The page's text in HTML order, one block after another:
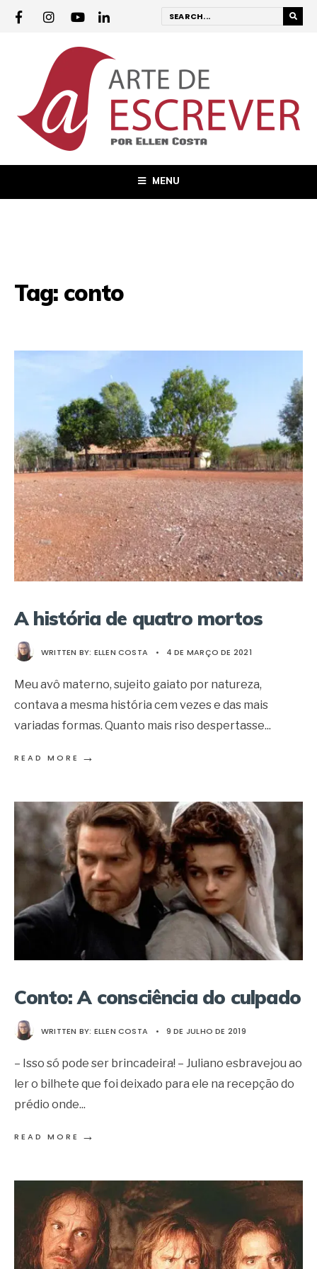
MENU
Tag: conto
A história de quatro mortos
WRITTEN BY: ELLEN COSTA • 4 DE MARÇO DE 2021
Meu avô materno, sujeito gaiato por natureza,
contava a mesma história cem vezes e das mais
variadas formas. Quanto mais riso despertasse...
READ MORE →
Conto: A consciência do culpado
WRITTEN BY: ELLEN COSTA • 9 DE JULHO DE 2019
– Isso só pode ser brincadeira! – Juliano esbravejou ao
ler o bilhete que foi deixado para ele na recepção do
prédio onde...
READ MORE →